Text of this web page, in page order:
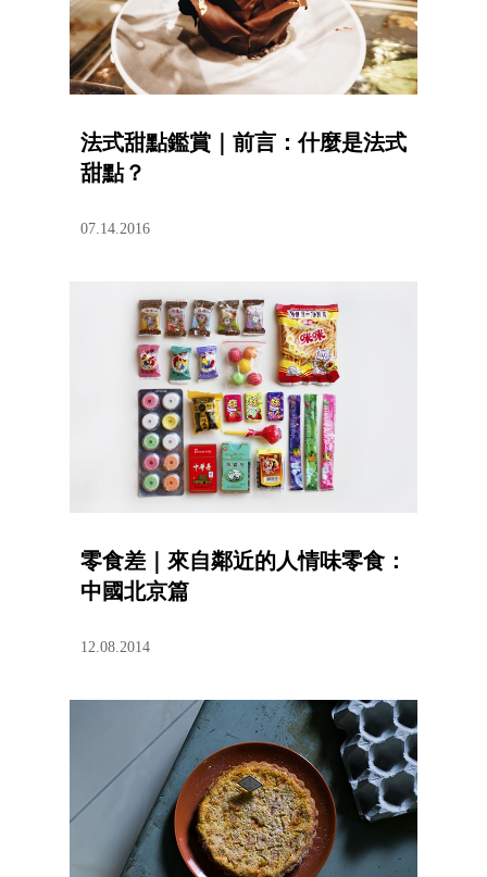
法式甜點鑑賞｜前言：什麼是法式
甜點？
07.14.2016
零食差｜來自鄰近的人情味零食：
中國北京篇
12.08.2014